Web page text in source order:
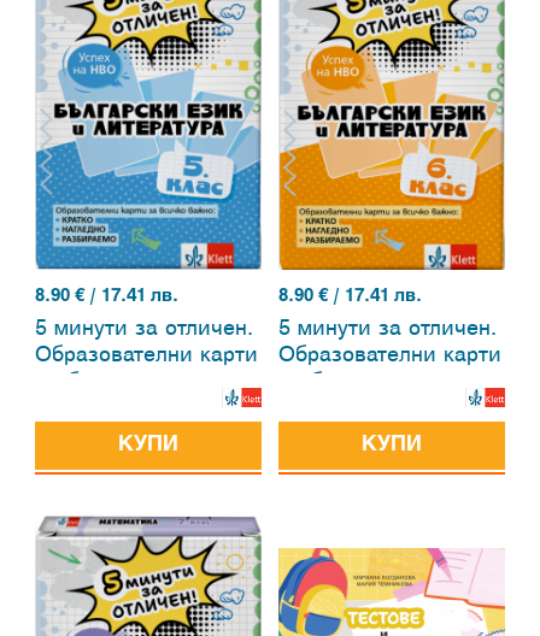
8.90 € / 17.41 лв.
5 минути за отличен.
Образователни карти
литература за 5. клас
КУПИ
8.90€ / 17.41 лв.
5 минути за отличен.
Образователни карти
литература за 6. клас
КУПИ